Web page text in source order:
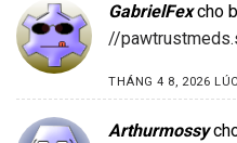
GabrielFex cho
//
THÁNG 4 8, 2026
Arthurmossy